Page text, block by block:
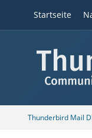
Startseite
Thunderbird Mail